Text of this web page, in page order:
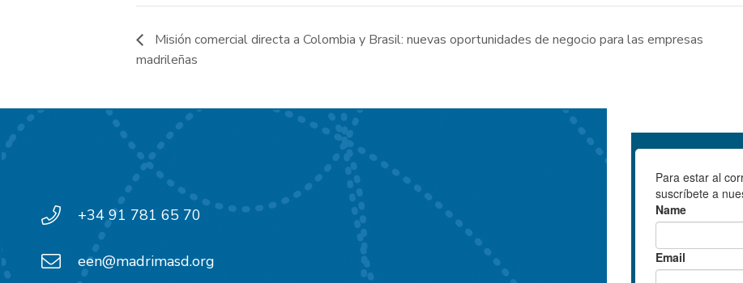
Misión comercial directa a Colombia y Brasil: nuevas oportunidades de negocio para las empresas
madrileñas
+34 91 781 65 70
een@madrimasd.org